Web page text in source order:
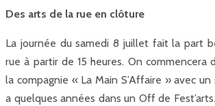
Des arts de la rue en clôture
La journée du samedi 8 juillet fait la part
rue à partir de 15 heures. On commencera
la compagnie « La Main S’Affaire » avec
a quelques années dans un Off de